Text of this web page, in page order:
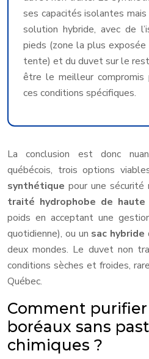
ses capacités isolantes
solution hybride, avec de
pieds (zone la plus
tente) et du duvet sur le
être le meilleur compromis
ces conditions spécifiques.
La conclusion est donc
québécois, trois options
synthétique pour une sécurité
traité hydrophobe de haute
poids en acceptant une
quotidienne), ou un sac hybride
deux mondes. Le duvet non
conditions sèches et froides,
Québec.
Comment purifier
boréaux sans
chimiques ?